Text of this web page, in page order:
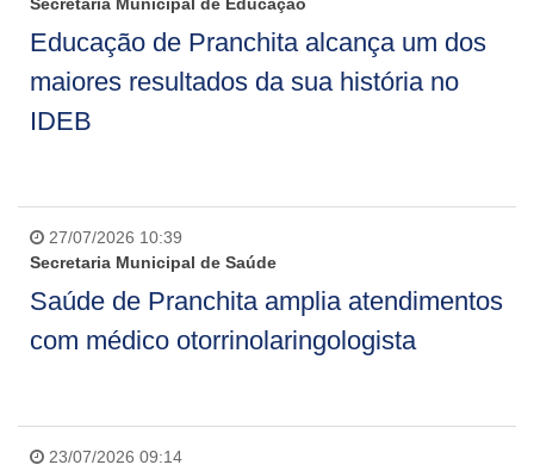
Educação de Pranchita alcança um dos
maiores resultados da sua história no
IDEB
27/07/2026 10:39
Secretaria Municipal de Saúde
Saúde de Pranchita amplia atendimentos
com médico otorrinolaringologista
23/07/2026 09:14